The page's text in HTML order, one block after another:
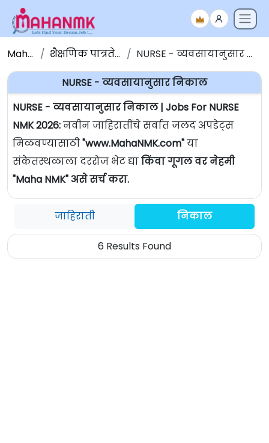
Maha NMK शैक्षणिक पात्रतेनुसार जाहिराती NURSE - व्यवसायानुसार निकाल | Jobs For NURSE
NURSE - व्यवसायानुसार निकाल
NURSE - व्यवसायानुसार निकाल | Jobs For NURSE
NMK 2026:नवीन जाहिरातींचे सर्वात जलद अपडेट्स
मिळवण्यासाठी"www.MahaNMK.com"या
संकेतस्थळाला दररोज भेट द्याकिंवा गूगल वर नेहमी
"Maha NMK" असे सर्च करा.
जाहिराती निकाल
6 Results Found